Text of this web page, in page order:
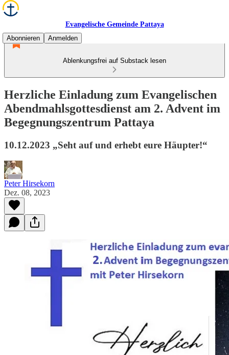
Evangelische Gemeinde Pattaya
Abonnieren
Anmelden
Ablenkungsfrei auf Substack lesen
Herzliche Einladung zum Evangelischen
Abendmahlsgottesdienst am 2. Advent im
Begegnungszentrum Pattaya
10.12.2023 „Seht auf und erhebt eure Häupter!“
Peter Hirsekorn
Dez. 08, 2023